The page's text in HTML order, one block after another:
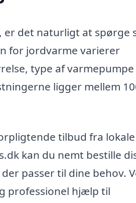
er det naturligt at spørge
for jordvarme varierer
type af varmepumpe
ligger mellem
tilbud fra lokale
kan du nemt bestille
passer til dine behov.
professionel hjælp til